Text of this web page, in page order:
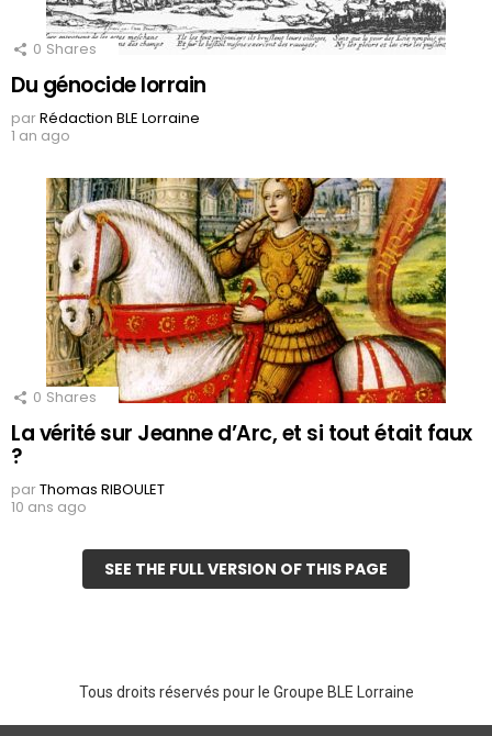
0 Shares
Du génocide lorrain
parRédaction BLE Lorraine
1 an ago
0 Shares
La vérité sur Jeanne d’Arc, et si tout était faux
?
parThomas RIBOULET
10 ans ago
SEE THE FULL VERSION OF THIS PAGE
Tous droits réservés pour le Groupe BLE Lorraine